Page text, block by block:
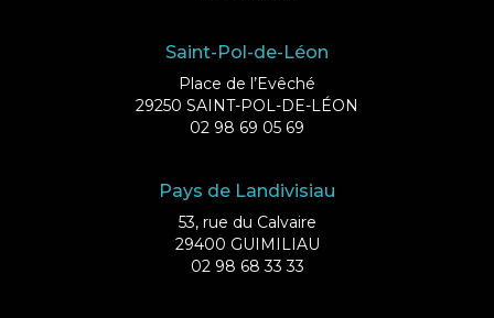
Saint-Pol-de-Léon
Place de l’Evêché
29250 SAINT-POL-DE-LÉON
02 98 69 05 69
Pays de Landivisiau
53, rue du Calvaire
29400 GUIMILIAU
02 98 68 33 33